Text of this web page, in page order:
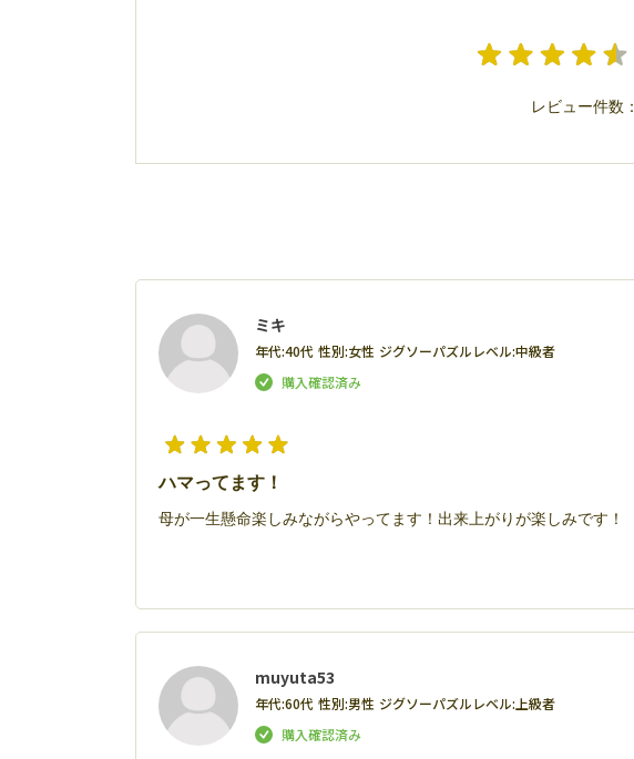
レビュー件数：
ミキ
年代:40代 性別:女性 ジグソーパズルレベル:中級者
ハマってます！
母が一生懸命楽しみながらやってます！出来上がりが楽しみです！
muyuta53
年代:60代 性別:男性 ジグソーパズルレベル: 上級者